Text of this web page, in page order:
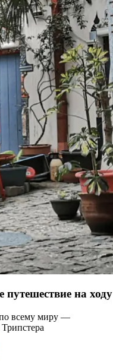
путешествие на ходу
всему миру —